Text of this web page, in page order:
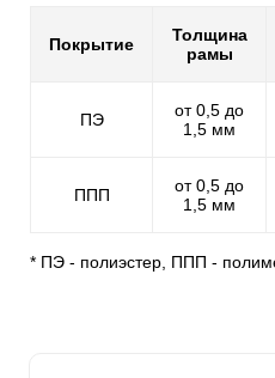
Покрытие
Толщина
рамы
ПЭ
от 0,5 до
1,5 мм
ППП
от 0,5 до
1,5 мм
* ПЭ - полиэстер, ППП -